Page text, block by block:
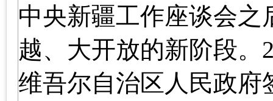
中央新疆工作座谈会
越、大开放的新阶段。
维吾尔自治区人民政